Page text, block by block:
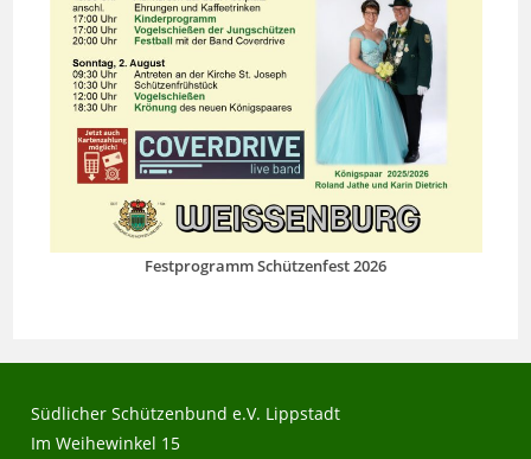
Festprogramm Schützenfest 2026
Südlicher Schützenbund e.V. Lippstadt
Im Weihewinkel 15